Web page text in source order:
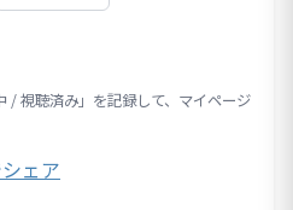
/ 視聴済み」を記録して、マイページ
ェア